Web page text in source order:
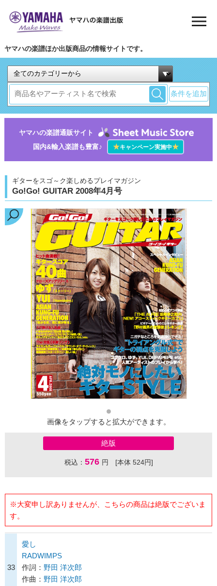
ヤマハの楽譜ほか出版商品の情報サイトです。
条件を追加
ヤマハの楽譜通販サイト
国内&輸入楽譜も豊富♪
★キャンペーン実施中★
ギターをスゴ～ク楽しめるプレイマガジン
Go!Go! GUITAR 2008年4月号
画像をタップすると拡大ができます。
絶版
税込： 576 円 [本体 524円]
※大変申し訳ありませんが、こちらの商品は絶版でございま
す。
33
愛し
RADWIMPS
作詞： 野田 洋次郎
作曲： 野田 洋次郎